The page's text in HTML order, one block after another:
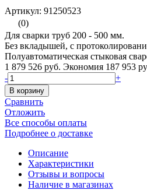
Артикул: 91250523
(0)
Для сварки труб 200 - 500 мм.
Без вкладышей, с
Полуавтоматическая стыковая
1 879 526 руб. Экономия 187 953
-
+
В корзину
Сравнить
Отложить
Все способы оплаты
Подробнее о доставке
Описание
Характеристики
Отзывы и вопросы
Наличие в магазинах